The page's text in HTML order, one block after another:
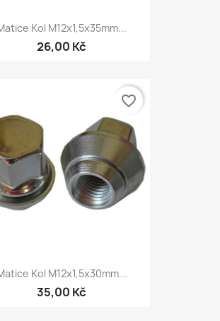
Kol M12x1,5x35mm...
26,00 Kč
Kol M12x1,5x30mm...
35,00 Kč
favorite_border